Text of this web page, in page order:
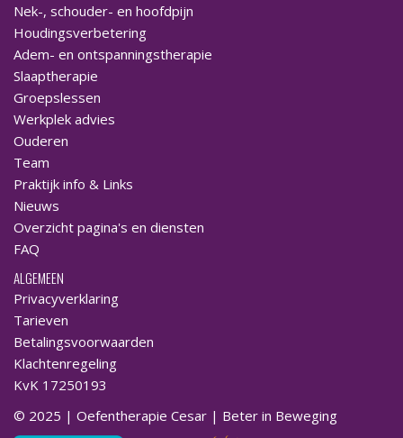
Nek-, schouder- en hoofdpijn
Houdingsverbetering
Adem- en ontspanningstherapie
Slaaptherapie
Groepslessen
Werkplek advies
Ouderen
Team
Praktijk info & Links
Nieuws
Overzicht pagina's en diensten
FAQ
ALGEMEEN
Privacyverklaring
Tarieven
Betalingsvoorwaarden
Klachtenregeling
KvK 17250193
© 2025 | Oefentherapie Cesar | Beter in Beweging